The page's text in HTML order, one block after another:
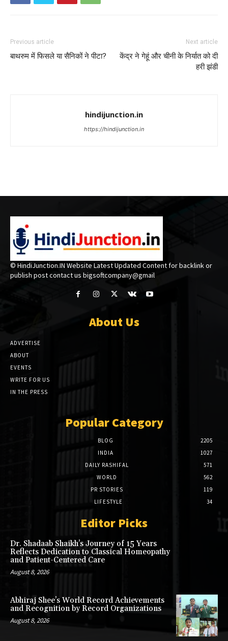
Previous article
बाथरुम में फिसले या सैनिकों ने पीटा?
Next article
केंद्र ने गेहूं और चीनी के निर्यात को दी
हरी झंडी
hindijunction.in
https://hindijunction.in
© HindiJunction.IN Website Latest Updated Content for backlink or
publish post contact us bigsoftcompany@gmail
About Us
ADVERTISE
ABOUT
EVENTS
WRITE FOR US
IN THE PRESS
Popular Category
BLOG
2205
INDIA
1027
DAILY RASHIFAL
571
WORLD
562
PR STORIES
119
LIFESTYLE
34
Editor Picks
Dr. Shadaab Shaikh’s Journey of 15 Years
Reflects Dedication to Classical Homeopathy
and Patient-Centered Care
August 8, 2026
Abhiraj Shee’s World Record Achievements
and Recognition by Record Organizations
August 8, 2026